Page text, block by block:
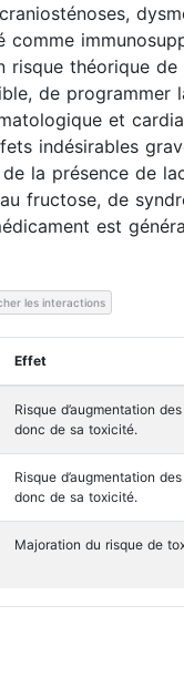
théorique
de programmer
et
indésirables
la présence de
fructose, de
est
les interactions
Effet
Risque d’augmentation
donc de sa toxicité.
Risque d’augmentation
donc de sa toxicité.
Majoration du risque de